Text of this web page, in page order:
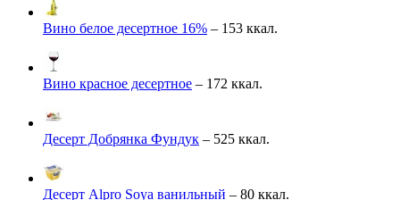
Вино белое десертное 16% – 153 ккал.
Вино красное десертное – 172 ккал.
Десерт Добрянка Фундук – 525 ккал.
Десерт Alpro Soya ванильный – 80 ккал.